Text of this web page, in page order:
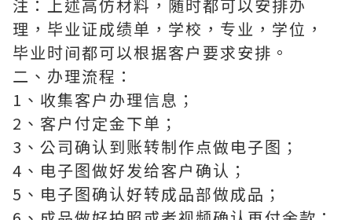
注：上述高仿材料，随时都可以安排办
理，毕业证成绩单，学校，专业，学位，
毕业时间都可以根据客户要求安排。
二、办理流程：
1、收集客户办理信息；
2、客户付定金下单；
3、公司确认到账转制作点做电子图；
4、电子图做好发给客户确认；
5、电子图确认好转成品部做成品；